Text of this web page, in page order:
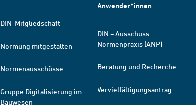
DIN-Mitgliedschaft
Normung mitgestalten
Normenausschüsse
Gruppe Digitalisierung im
Bauwesen
Anwender*innen
DIN – Ausschuss
Normenpraxis (ANP)
Beratung und Recherche
Vervielfältigungsantrag